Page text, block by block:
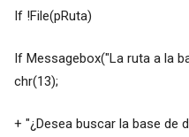
If !File(pRuta)
If Messagebox("La ruta a la
chr(13);
+ "¿Desea buscar la base de